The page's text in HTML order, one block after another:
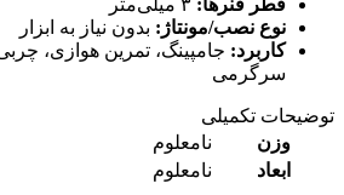
نوع نصب/مونتاژ: بدون نیاز به ابزار
کاربرد: جامپینگ، تمرین هوازی،
سرگرمی
توضیحات تکمیلی
وزن
نامعلوم
ابعاد
نامعلوم